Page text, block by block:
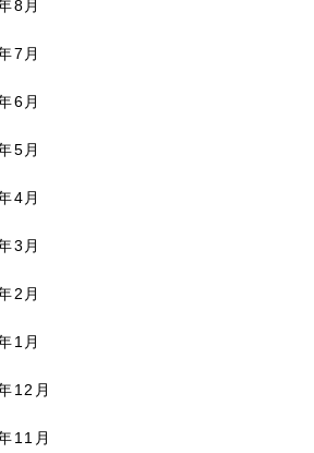
8月
7月
6月
5月
4月
3月
2月
1月
12月
11月